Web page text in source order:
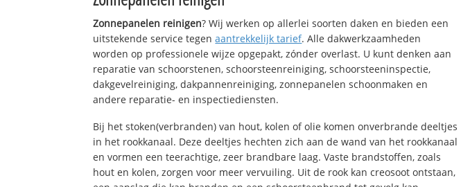
Zonnepanelen reinigen? Wij werken op allerlei soorten daken en bieden een
uitstekende service tegenaantrekkelijk tarief. Alle dakwerkzaamheden
worden op professionele wijze opgepakt, zónder overlast. U kunt denken aan
reparatie van schoorstenen, schoorsteenreiniging, schoorsteeninspectie,
dakgevelreiniging, dakpannenreiniging, zonnepanelen schoonmaken en
andere reparatie- en inspectiediensten.
Bij het stoken(verbranden) van hout, kolen of olie komen onverbrande deeltjes
in het rookkanaal. Deze deeltjes hechten zich aan de wand van het rookkanaal
en vormen een teerachtige, zeer brandbare laag. Vaste brandstoffen, zoals
hout en kolen, zorgen voor meer vervuiling. Uit de rook kan creosoot ontstaan,